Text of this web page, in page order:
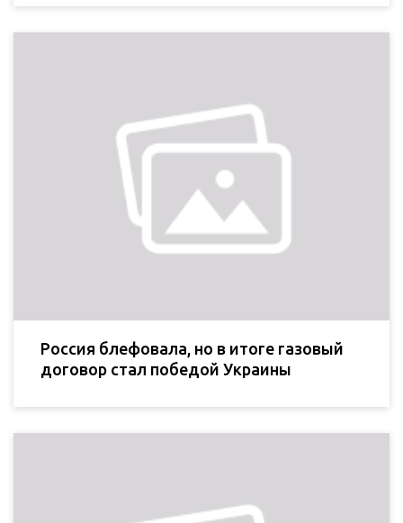
Россия блефовала, но в итоге газовый
договор стал победой Украины